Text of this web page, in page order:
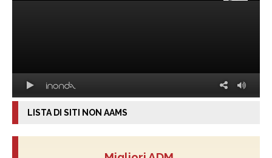
LISTA DI SITI NON AAMS